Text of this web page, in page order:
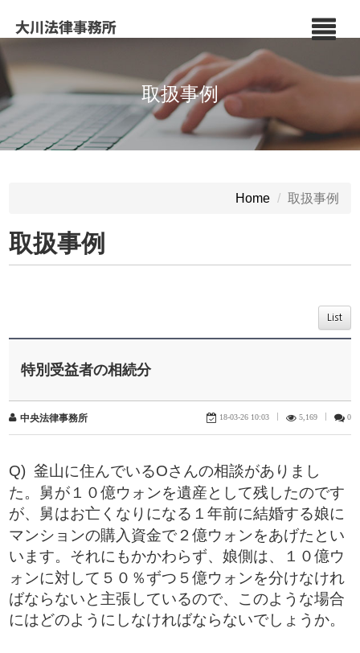
取扱事例
Home 取扱事例
取扱事例
List
特別受益者の相続分
中央法律事務所 18-03-26 10:03 5,169 0
Q) 釜山に住んでいるOさんの相談がありまし
た。舅が１０億ウォンを遺産として残したのです
が、舅はお亡くなりになる１年前に結婚する娘に
マンションの購入資金で２億ウォンをあげたとい
います。それにもかかわらず、娘側は、１０億ウ
ォンに対して５０％ずつ５億ウォンを分けなけれ
ばならないと主張しているので、このような場合
にはどのようにしなければならないでしょうか。